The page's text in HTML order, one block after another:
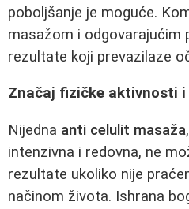
poboljšanje je moguće.
masažom i odgovarajućim
rezultate koji prevazilaze
Značaj fizičke aktivnosti i
Nijedna anti celulit masaža
intenzivna i redovna, ne
rezultate ukoliko nije
načinom života. Ishrana